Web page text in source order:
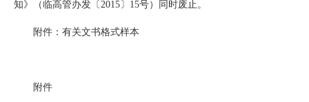
知》（临高管办发〔2015〕15号）同时废止。
附件：有关文书格式样本
附件